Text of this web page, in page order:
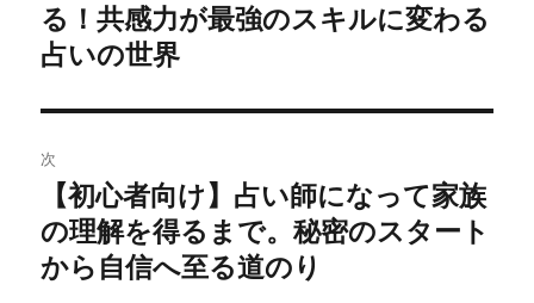
ナ
ビ
ー
シ
ョ
の
投
る！共感力が最強のスキルに変わる
占いの世界
次
の
投
【初心者向け】占い師になって家族
の理解を得るまで。秘密のスタート
から自信へ至る道のり